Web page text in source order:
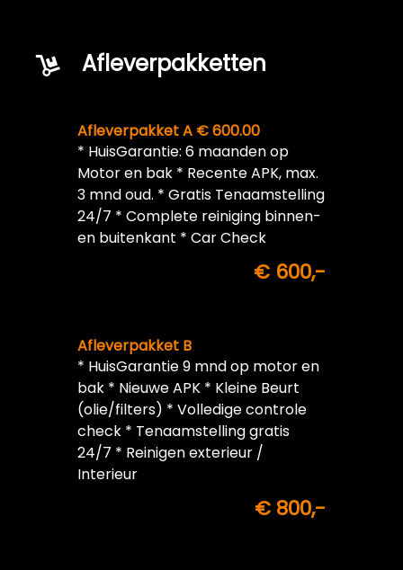
Afleverpakketten
Afleverpakket A € 600.00
* HuisGarantie: 6 maanden op
Motor en bak * Recente APK, max.
3 mnd oud. * Gratis Tenaamstelling
24/7 * Complete reiniging binnen-
en buitenkant * Car Check
€ 600,-
Afleverpakket B
* HuisGarantie 9 mnd op motor en
bak * Nieuwe APK * Kleine Beurt
(olie/filters) * Volledige controle
check * Tenaamstelling gratis
24/7 * Reinigen exterieur /
Interieur
€ 800,-